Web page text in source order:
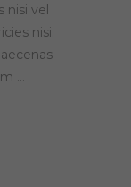
nisi vel
nisi.